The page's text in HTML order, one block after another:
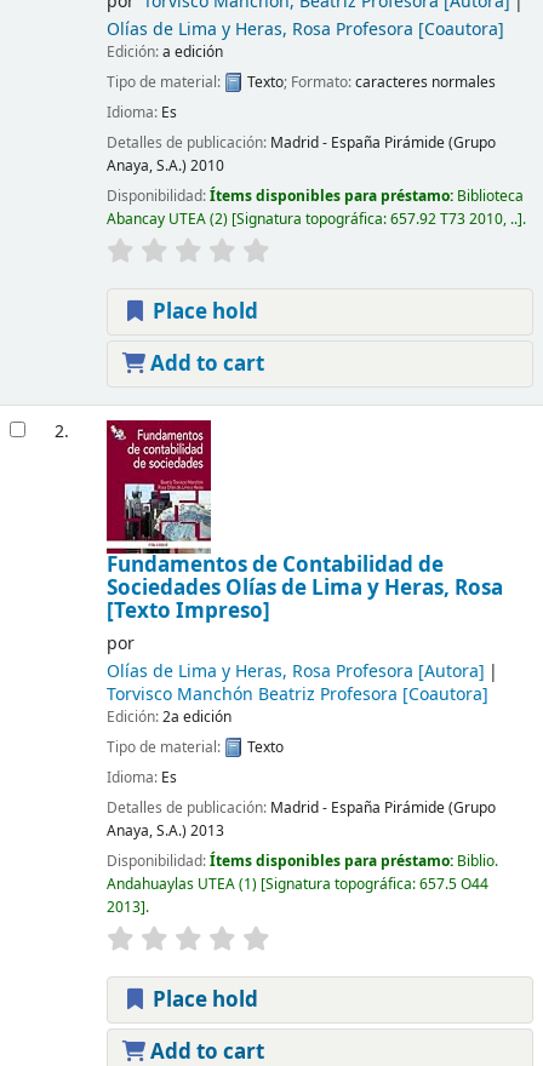
Olías de Lima y Heras, Rosa Profesora [Coautora]
Edición:a edición
Tipo de material:
Texto; Formato:caracteres normales
Idioma: Es
Detalles de publicación: Madrid - España Pirámide (Grupo
Anaya, S.A.) 2010
Disponibilidad:Ítems disponibles para préstamo: Biblioteca
Abancay UTEA(2) Signatura topográfica:657.92 T73 2010, .. .
Place hold
Add to cart
2.
Fundamentos de Contabilidad de
Sociedades Olías de Lima y Heras, Rosa
[Texto Impreso]
por
Olías de Lima y Heras, Rosa Profesora [Autora]
Torvisco Manchón Beatriz Profesora [Coautora]
Edición:2a edición
Tipo de material:
Texto
Idioma: Es
Detalles de publicación: Madrid - España Pirámide (Grupo
Anaya, S.A.) 2013
Disponibilidad:Ítems disponibles para préstamo: Biblio.
Andahuaylas UTEA(1) Signatura topográfica:657.5 O44
2013 .
Place hold
Add to cart